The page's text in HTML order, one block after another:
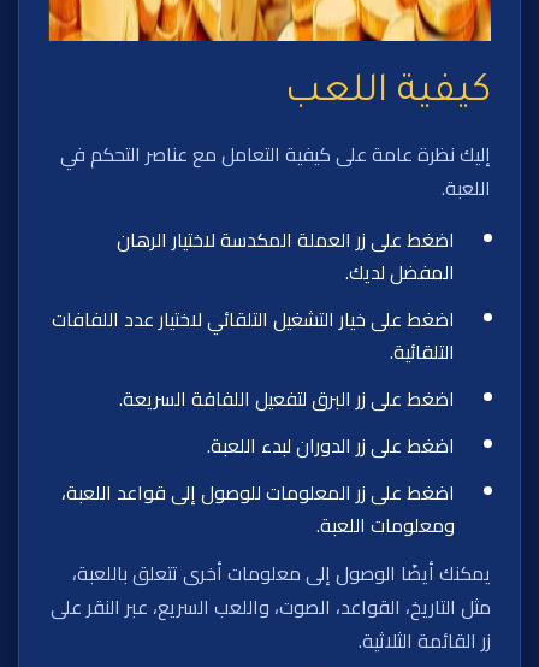
كيفية اللعب
إليك نظرة عامة على كيفية التعامل مع عناصر التحكم في
اللعبة.
اضغط على زر العملة المكدسة لاختيار الرهان
المفضل لديك.
اضغط على خيار التشغيل التلقائي لاختيار عدد اللفافات
التلقائية.
اضغط على زر البرق لتفعيل اللفافة السريعة.
اضغط على زر الدوران لبدء اللعبة.
اضغط على زر المعلومات للوصول إلى قواعد اللعبة،
ومعلومات اللعبة.
يمكنك أيضًا الوصول إلى معلومات أخرى تتعلق باللعبة،
مثل التاريخ، القواعد، الصوت، واللعب السريع، عبر النقر على
زر القائمة الثلاثية.